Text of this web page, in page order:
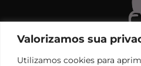
Valorizamos sua
Utilizamos cookies para